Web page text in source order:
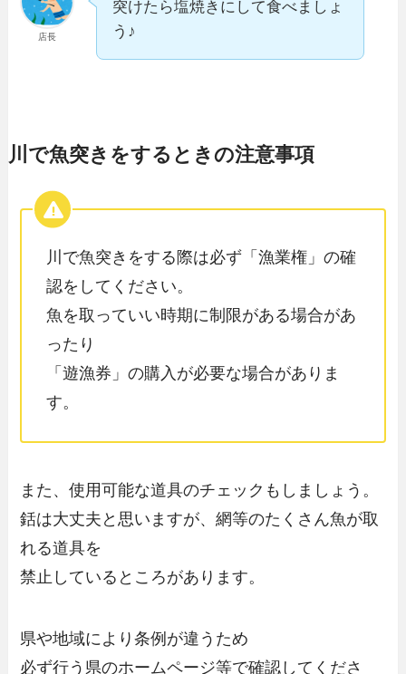
店長
突けたら塩焼きにして食べましょ
う♪
川で魚突きをするときの注意事項
川で魚突きをする際は必ず「漁業権」の確
認をしてください。
魚を取っていい時期に制限がある場合があ
ったり
「遊漁券」の購入が必要な場合がありま
す。
また、使用可能な道具のチェックもしましょう。
銛は大丈夫と思いますが、網等のたくさん魚が取
れる道具を
禁止しているところがあります。
県や地域により条例が違うため
必ず行う県のホームページ等で確認してくださ